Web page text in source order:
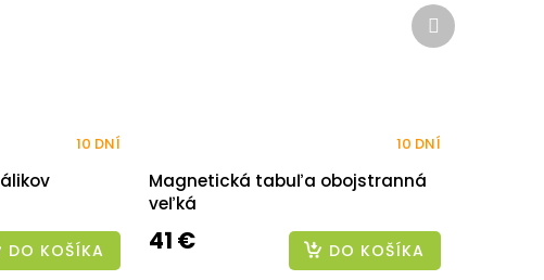
10 DNÍ
DO KOŠÍKA
Magnetická tabuľa obojstranná
veľká
10 DNÍ
41 € DO KOŠÍKA
Ďalší
produkt